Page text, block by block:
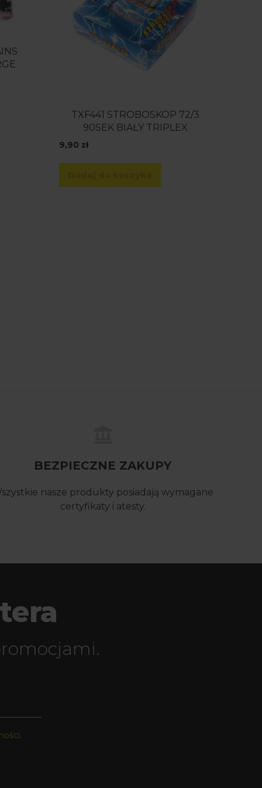
TXF441 STROBOSKOP 72/3
90SEK BIAŁY TRIPLEX
9,90 zł
BEZPIECZNE ZAKUPY
nasze produkty posiadają wymagane
certyfikaty i atesty.